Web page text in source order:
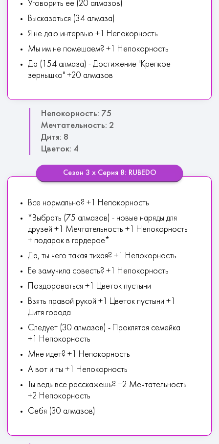
Уговорить ее (20 алмазов)
Высказаться (34 алмаза)
Я не даю интервью +1 Непокорность
Мы им не помешаем? +1 Непокорность
Да (154 алмаза) - Достижение "Крепкое
зернышко" +20 алмазов
Непокорность: 75
Мечтательность: 2
Дитя: 8
Цветок: 4
Сезон 3 х Серия 8: RUBEDO
Все нормально? +1 Непокорность
*Выбрать (75 алмазов) - новые наряды для
друзей +1 Мечтательность +1 Непокорность
+ подарок в гардерое*
Да, ты чего такая тихая? +1 Непокорность
Ее замучила совесть? +1 Непокорность
Поздороваться +1 Цветок пустыни
Взять правой рукой +1 Цветок пустыни +1
Дитя города
Следует (30 алмазов) - Проклятая семейка
+1 Непокорность
Мне идет? +1 Непокорность
А вот и ты +1 Непокорность
Ты ведь все расскажешь? +2 Мечтательность
+2 Непокорность
Себя (30 алмазов)